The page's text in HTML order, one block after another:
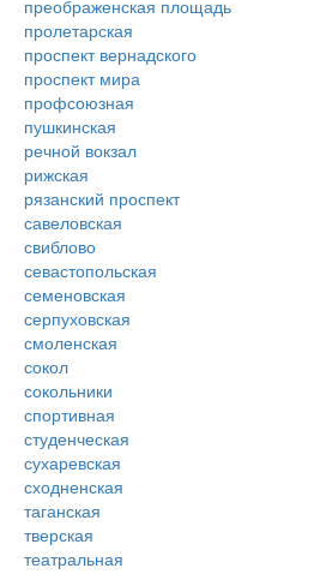
преображенская площадь
пролетарская
проспект вернадского
проспект мира
профсоюзная
пушкинская
речной вокзал
рижская
рязанский проспект
савеловская
свиблово
севастопольская
семеновская
серпуховская
смоленская
сокол
сокольники
спортивная
студенческая
сухаревская
сходненская
таганская
тверская
театральная